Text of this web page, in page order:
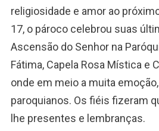
religiosidade e amor ao
17, o pároco celebrou suas
Ascensão do Senhor na
Fátima, Capela Rosa Mística e
onde em meio a muita
paroquianos. Os fiéis fizeram
lhe presentes e lembranças.